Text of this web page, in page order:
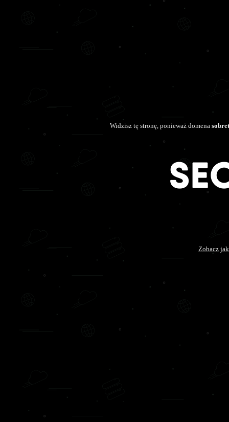
Widzisz tę stronę, ponieważ domena
Zobacz